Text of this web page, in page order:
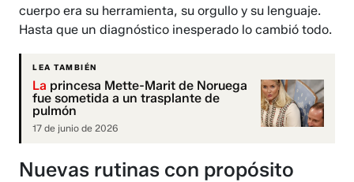
cuerpo era su herramienta, su orgullo y su lenguaje.
Hasta que un diagnóstico inesperado lo cambió todo.
LEA TAMBIÉN
La princesa Mette-Marit de Noruega
fue sometida a un trasplante de
pulmón
17 de junio de 2026
Nuevas rutinas con propósito